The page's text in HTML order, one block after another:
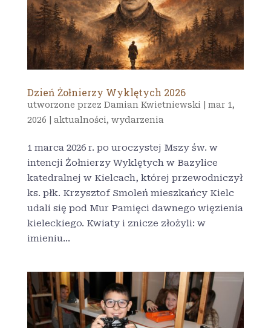
Dzień Żołnierzy Wyklętych 2026
utworzone przez Damian Kwietniewski
mar 1,
2026
aktualności, wydarzenia
1 marca 2026 r. po uroczystej Mszy św. w
intencji Żołnierzy Wyklętych w Bazylice
katedralnej w Kielcach, której przewodniczył
ks. płk. Krzysztof Smoleń mieszkańcy Kielc
udali się pod Mur Pamięci dawnego więzienia
kieleckiego. Kwiaty i znicze złożyli: w
imieniu...